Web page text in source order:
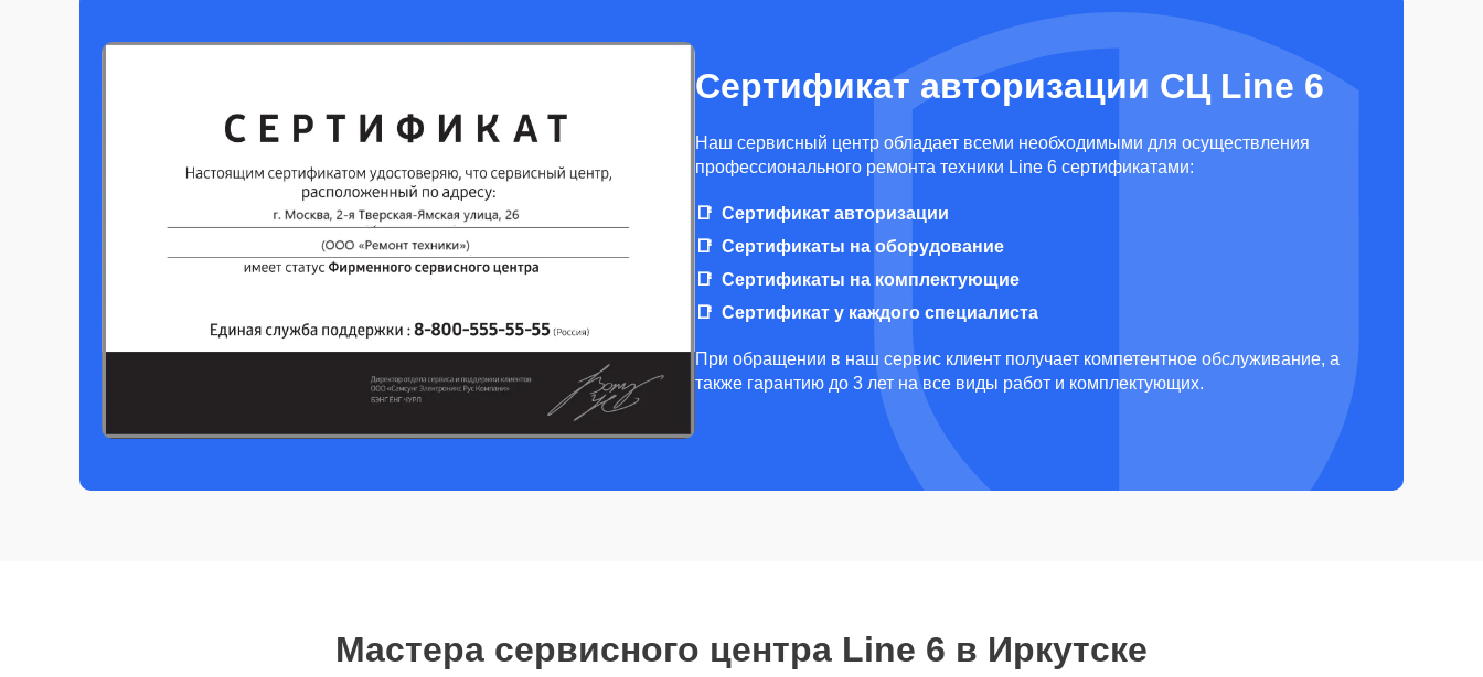
Сертификат авторизации СЦ Line 6
Наш сервисный центр обладает всеми необходимыми для осуществления
профессионального ремонта техники Line 6 сертификатами:
Сертификат авторизации
Сертификаты на оборудование
Сертификаты на комплектующие
Сертификат у каждого специалиста
При обращении в наш сервис клиент получает компетентное обслуживание, а
также гарантию до 3 лет на все виды работ и комплектующих.
Мастера сервисного центра Line 6 в Иркутске